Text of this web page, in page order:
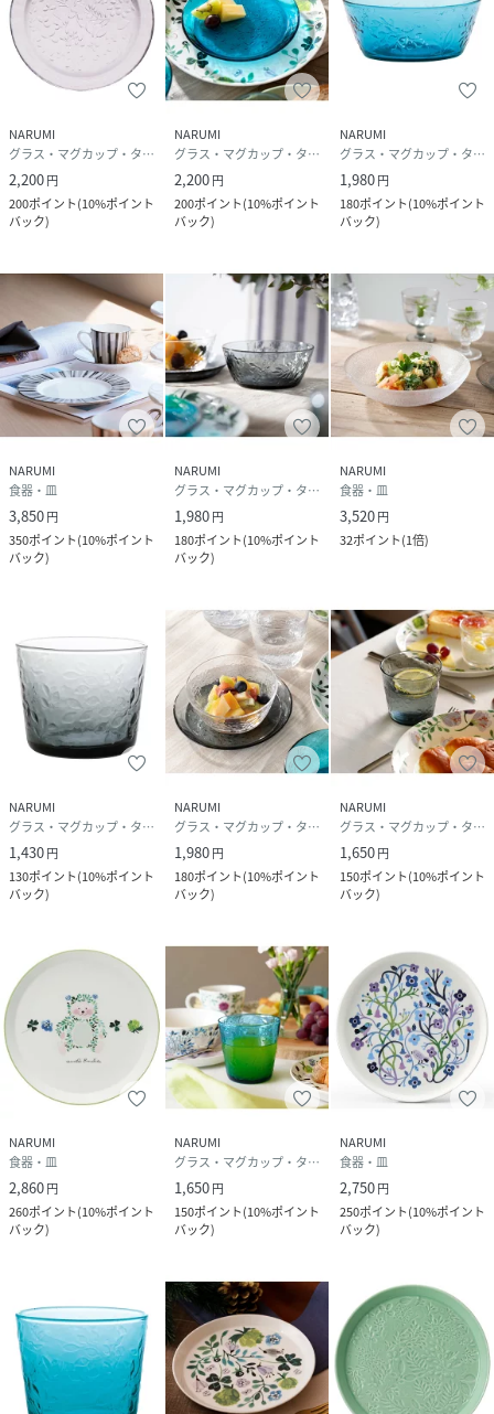
サイズ -
品番
RU1604_UG1000
(UG1000-18GRY-001-001 RU1604
NARUMI
グラス・マグカップ・タンブラー
2,200円
200ポイント(10%ポイント
バック)
NARUMI
グラス・マグカップ・タンブラー
2,200円
200ポイント(10%ポイント
バック)
NARUMI
グラス・マグカップ・タンブラー
1,980円
180ポイント(10%ポイント
バック)
NARUMI
食器・皿
3,850円
350ポイント(10%ポイント
バック)
NARUMI
グラス・マグカップ・タンブラー
1,980円
180ポイント(10%ポイント
バック)
NARUMI
食器・皿
3,520円
32ポイント(1倍)
NARUMI
グラス・マグカップ・タンブラー
1,430円
130ポイント(10%ポイント
バック)
NARUMI
グラス・マグカップ・タンブラー
1,980円
180ポイント(10%ポイント
バック)
NARUMI
グラス・マグカップ・タンブラー
1,650円
150ポイント(10%ポイント
バック)
NARUMI
食器・皿
2,860円
260ポイント(10%ポイント
バック)
NARUMI
グラス・マグカップ・タンブラー
1,650円
150ポイント(10%ポイント
バック)
NARUMI
食器・皿
2,750円
250ポイント(10%ポイント
バック)